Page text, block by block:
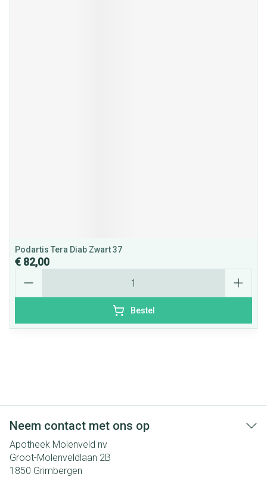
Podartis Tera Diab Zwart 37
€ 82,00
Bestel
Neem contact met ons op
Apotheek Molenveld nv
Groot-Molenveldlaan 2B
1850 Grimbergen